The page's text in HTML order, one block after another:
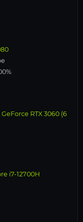
RTX 3060 (6
i7-12700H